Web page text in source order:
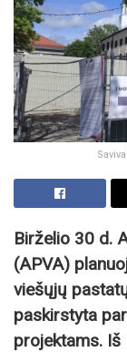
Birželio 30 d.
(APVA)
viešųjų
paskirstyta
projektams.